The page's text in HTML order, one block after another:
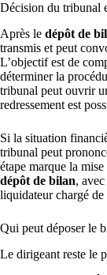
Décision du tribunal
Après le dépôt de
transmis et peut
L’objectif est de
déterminer la
tribunal peut ouvrir
redressement est
Si la situation
tribunal peut
étape marque la
dépôt de bilan,
liquidateur chargé de
Qui peut déposer le
Le dirigeant reste le